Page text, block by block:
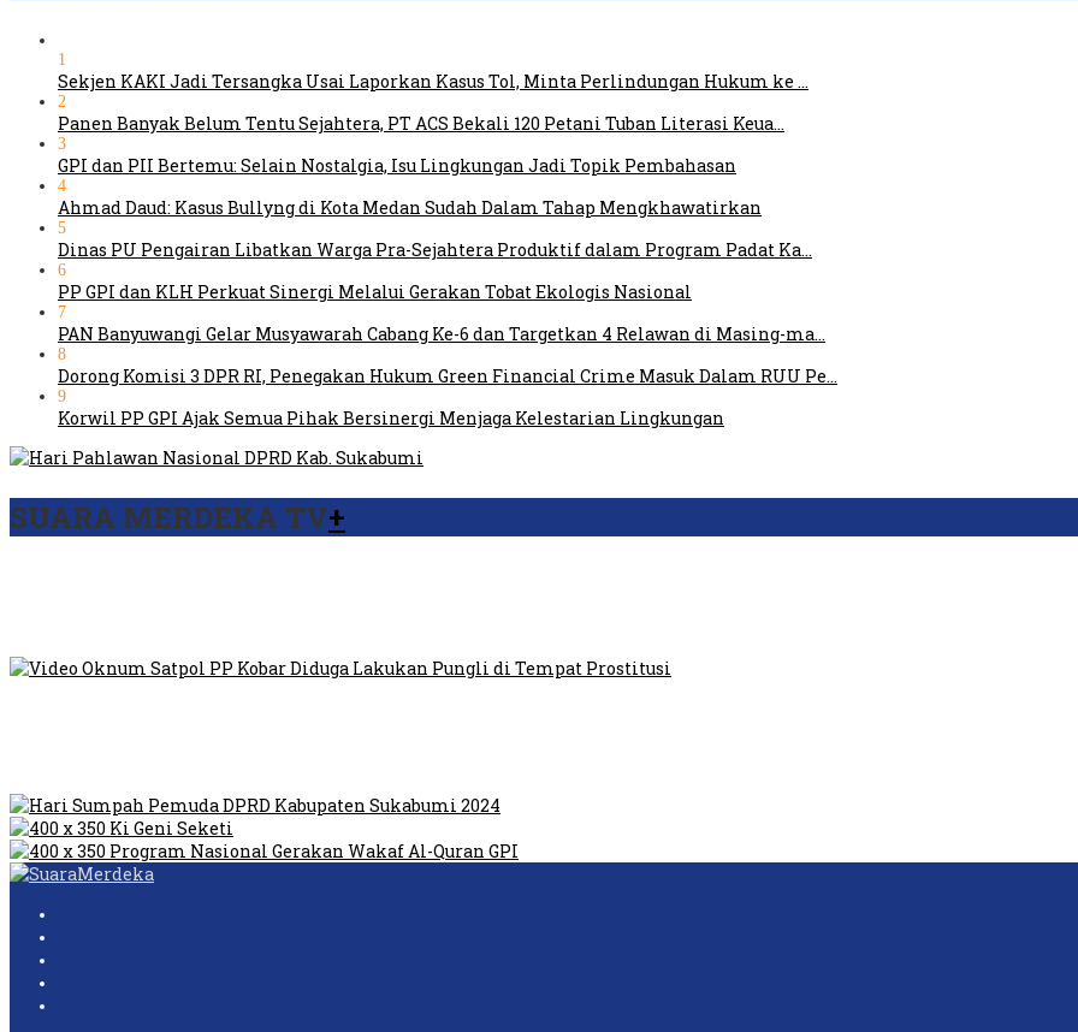
1
Sekjen KAKI Jadi Tersangka Usai Laporkan Kasus Tol, Minta Perlindungan Hukum ke …
2
Panen Banyak Belum Tentu Sejahtera, PT ACS Bekali 120 Petani Tuban Literasi Keua…
3
GPI dan PII Bertemu: Selain Nostalgia, Isu Lingkungan Jadi Topik Pembahasan
4
Ahmad Daud: Kasus Bullyng di Kota Medan Sudah Dalam Tahap Mengkhawatirkan
5
Dinas PU Pengairan Libatkan Warga Pra-Sejahtera Produktif dalam Program Padat Ka…
6
PP GPI dan KLH Perkuat Sinergi Melalui Gerakan Tobat Ekologis Nasional
7
PAN Banyuwangi Gelar Musyawarah Cabang Ke-6 dan Targetkan 4 Relawan di Masing-ma…
8
Dorong Komisi 3 DPR RI, Penegakan Hukum Green Financial Crime Masuk Dalam RUU Pe…
9
Korwil PP GPI Ajak Semua Pihak Bersinergi Menjaga Kelestarian Lingkungan
SUARA MERDEKA TV+